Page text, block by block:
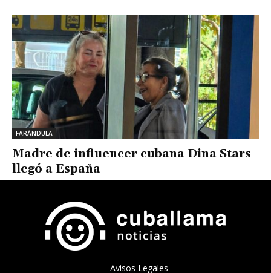
FARÁNDULA
Madre de influencer cubana Dina Stars
llegó a España
Avisos Legales